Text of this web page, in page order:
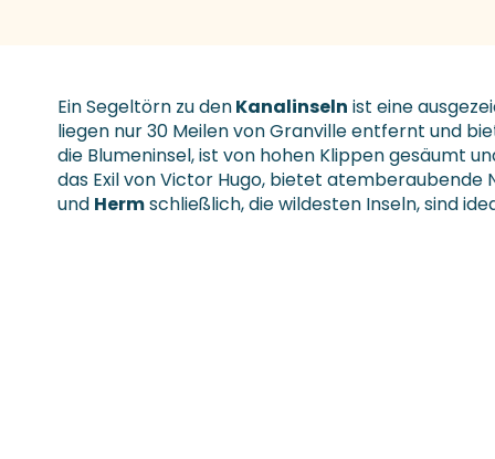
Ein Segeltörn zu denKanalinseln ist eine
liegen nur 30 Meilen von Granville entfernt und
die Blumeninsel, ist von hohen Klippen gesäumt
das Exil von Victor Hugo, bietet atemberaubende
und Hermschließlich, die wildesten Inseln, sind